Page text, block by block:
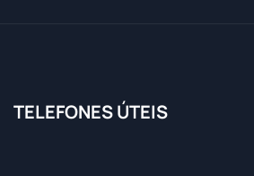
TELEFONES ÚTEIS